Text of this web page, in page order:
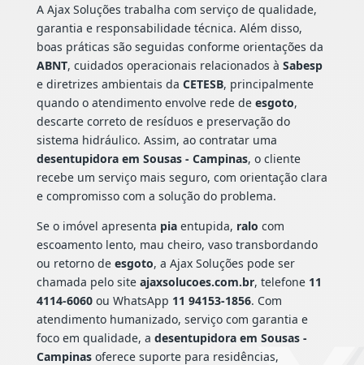
A Ajax Soluções trabalha com serviço de qualidade,
garantia e responsabilidade técnica. Além disso,
boas práticas são seguidas conforme orientações da
ABNT, cuidados operacionais relacionados à Sabesp
e diretrizes ambientais da CETESB, principalmente
quando o atendimento envolve rede de esgoto,
descarte correto de resíduos e preservação do
sistema hidráulico. Assim, ao contratar uma
desentupidora em Sousas - Campinas, o cliente
recebe um serviço mais seguro, com orientação clara
e compromisso com a solução do problema.
Se o imóvel apresenta piaentupida, ralo com
escoamento lento, mau cheiro, vaso transbordando
ou retorno de esgoto, a Ajax Soluções pode ser
chamada pelo site ajaxsolucoes.com.br, telefone 11
4114-6060ou WhatsApp 11 94153-1856. Com
atendimento humanizado, serviço com garantia e
foco em qualidade, a desentupidora em Sousas -
Campinasoferece suporte para residências,